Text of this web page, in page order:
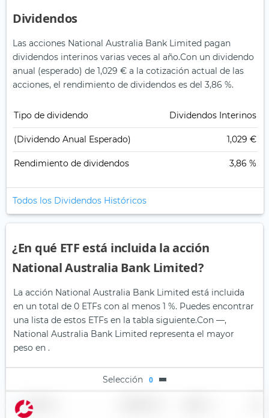
Dividendos
Las acciones National Australia Bank Limited pagan
dividendos interinos varias veces al año.Con un dividendo
anual (esperado) de 1,029 € a la cotización actual de las
acciones, el rendimiento de dividendos es del 3,86 %.
Tipo de dividendo Dividendos Interinos
(Dividendo Anual Esperado) 1,029 €
Rendimiento de dividendos 3,86 %
Todos los Dividendos Históricos
¿En qué ETF está incluida la acción
National Australia Bank Limited?
La acción National Australia Bank Limited está incluida
en un total de 0 ETFs con al menos 1 %. Puedes encontrar
una lista de estos ETFs en la tabla siguiente.Con —,
National Australia Bank Limited representa el mayor
peso en .
Selección 0
Nombre